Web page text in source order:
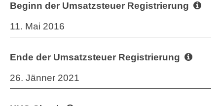
Beginn der Umsatzsteuer Registrierung
11. Mai 2016
Ende der Umsatzsteuer Registrierung
26. Jänner 2021